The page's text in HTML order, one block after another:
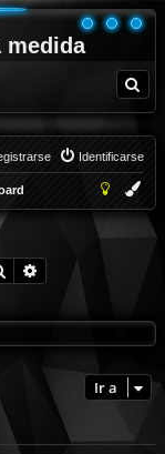
medida
u
Identificarse
Buscar
Ir a